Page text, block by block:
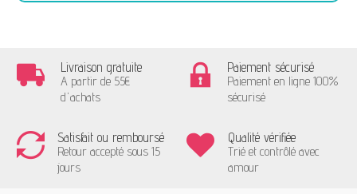
Livraison gratuite
A partir de 55€
d'achats
Paiement sécurisé
Paiement en ligne 100%
sécurisé
Satisfait ou remboursé
Retour accepté sous 15
jours
Qualité vérifiée
Trié et contrôlé avec
amour